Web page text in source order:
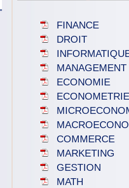
FINANCE
DROIT
MANAGEMENT
ECONOMIE
ECONOMETRIE
COMMERCE
MARKETING
GESTION
MATH